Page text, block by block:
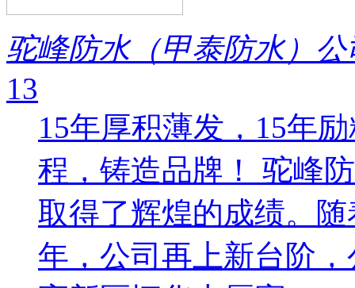
驼峰防水（甲泰防水）
13
15年厚积薄发，15年
程，铸造品牌！ 驼峰
取得了辉煌的成绩。
年，公司再上新台阶